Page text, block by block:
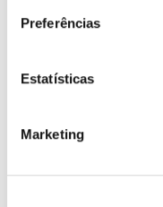
Preferências
Estatísticas
Marketing